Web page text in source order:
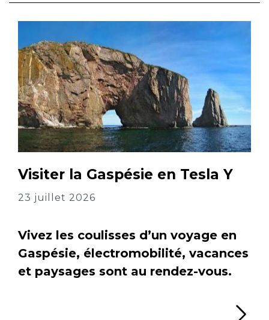
Visiter la Gaspésie en Tesla Y
23 juillet 2026
Vivez les coulisses d’un voyage en
Gaspésie, électromobilité, vacances
et paysages sont au rendez-vous.